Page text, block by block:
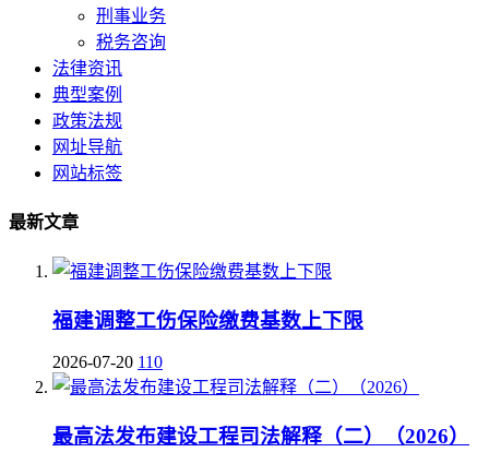
刑事业务
税务咨询
法律资讯
典型案例
政策法规
网址导航
网站标签
最新文章
福建调整工伤保险缴费基数上下限
2026-07-20 110
最高法发布建设工程司法解释（二）（2026）